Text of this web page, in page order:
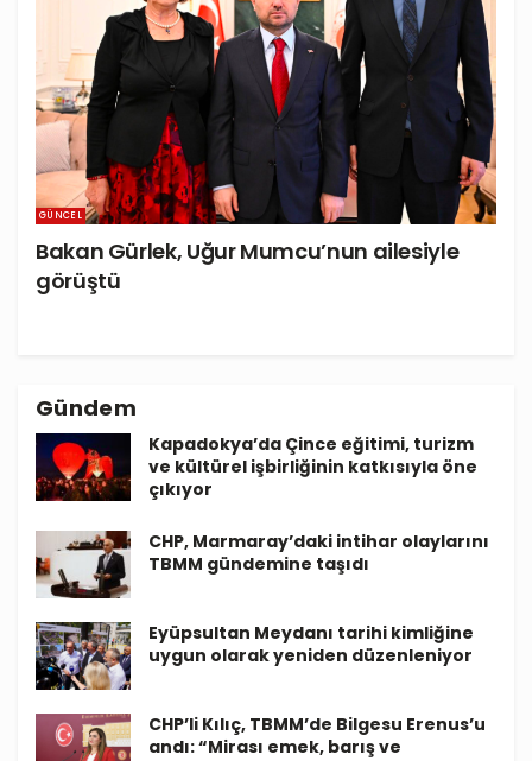
GÜNCEL
Bakan Gürlek, Uğur Mumcu’nun ailesiyle
görüştü
Gündem
Kapadokya’da Çince eğitimi, turizm
ve kültürel işbirliğinin katkısıyla öne
çıkıyor
CHP, Marmaray’daki intihar olaylarını
TBMM gündemine taşıdı
Eyüpsultan Meydanı tarihi kimliğine
uygun olarak yeniden düzenleniyor
CHP’li Kılıç, TBMM’de Bilgesu Erenus’u
andı: “Mirası emek, barış ve